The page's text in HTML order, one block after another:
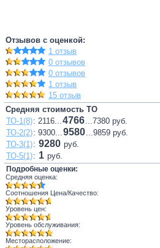
Отзывов с оценкой:
1 отзыв
0 отзывов
0 отзывов
1 отзыв
15 отзыв
Средняя стоимость ТО
ТО-1(8): 2116...4766...7380 руб.
ТО-2(2): 9300...9580...9859 руб.
ТО-3(1): 9280 руб.
ТО-5(1): 1 руб.
Подробные оценки:
Средняя оценка:
Соотношения Цена/Качество:
Уровень цен:
Уровень обслуживания:
Месторасположение: